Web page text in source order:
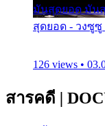
มันสุดยอด มัน
สุดยอด - วงซูซู
126 views •
สารคดี |